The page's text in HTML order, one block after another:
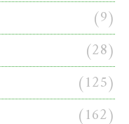
(9)
(28)
(125)
(162)